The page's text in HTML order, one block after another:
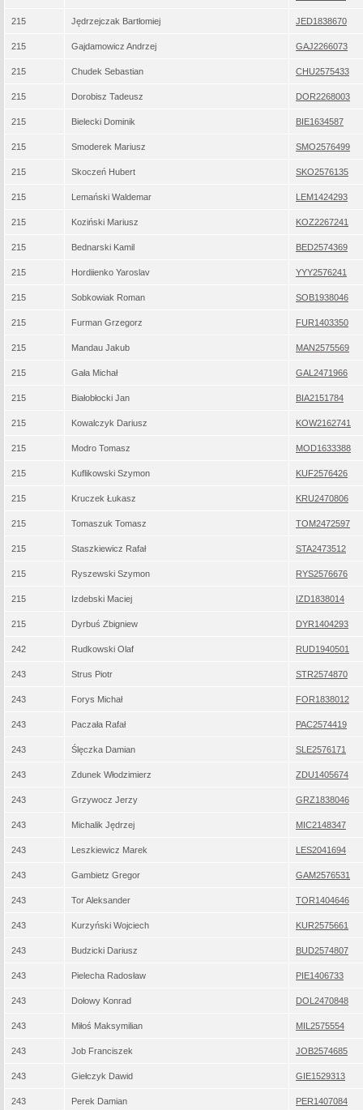
215 Jędrzejczak Bartłomiej JED1838670
215 Gajdamowicz Andrzej GAJ2266073
215 Chudek Sebastian CHU2575433
215 Dorobisz Tadeusz DOR2268003
215 Bielecki Dominik BIE1634587
215 Smoderek Mariusz SMO2576499
215 Skoczeń Hubert SKO2576135
215 Lemański Waldemar LEM1424293
215 Koziński Mariusz KOZ2267241
215 Bednarski Kamil BED2574369
215 Hordiienko Yaroslav YYY2576241
215 Sobkowiak Roman SOB1938046
215 Furman Grzegorz FUR1403350
215 Mandau Jakub MAN2575569
215 Gała Michał GAL2471966
215 Białobłocki Jan BIA2151784
215 Kowalczyk Dariusz KOW2162741
215 Modro Tomasz MOD1633388
215 Kuflikowski Szymon KUF2576426
215 Kruczek Łukasz KRU2470806
215 Tomaszuk Tomasz TOM2472597
215 Staszkiewicz Rafał STA2473512
215 Ryszewski Szymon RYS2576676
215 Izdebski Maciej IZD1838014
215 Dyrbuś Zbigniew DYR1404293
242 Rudkowski Olaf RUD1940501
243 Strus Piotr STR2574870
243 Forys Michał FOR1838012
243 Paczała Rafał PAC2574419
243 Ślęczka Damian SLE2576171
243 Zdunek Włodzimierz ZDU1405674
243 Grzywocz Jerzy GRZ1838046
243 Michalik Jędrzej MIC2148347
243 Leszkiewicz Marek LES2041694
243 Gambietz Gregor GAM2576531
243 Tor Aleksander TOR1404646
243 Kurzyński Wojciech KUR2575661
243 Budzicki Dariusz BUD2574807
243 Pielecha Radosław PIE1406733
243 Dołowy Konrad DOL2470848
243 Miłoś Maksymilian MIL2575554
243 Job Franciszek JOB2574685
243 Giełczyk Dawid GIE1529313
243 Perek Damian PER1407084